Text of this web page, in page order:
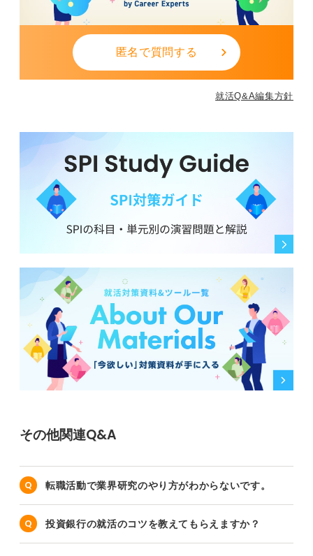
匿名で質問する
就活Q&A編集方針
その他関連Q&A
転職活動で業界研究のやり方がわからないです。
投資銀行の就活のコツを教えてもらえますか？